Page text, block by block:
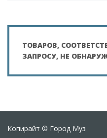
ТОВАРОВ,
ЗАПРОСУ, НЕ
Копирайт © Город Муз